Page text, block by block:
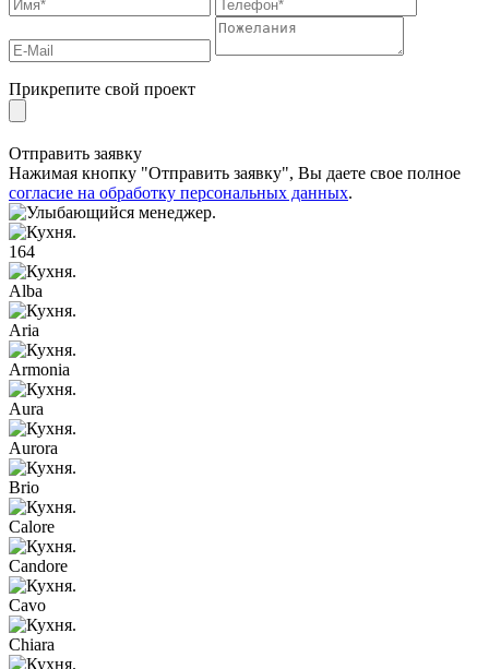
Прикрепите свой проект
Отправить заявку
Нажимая кнопку "Отправить заявку", Вы даете свое полное
согласие на обработку персональных данных.
164
Alba
Aria
Armonia
Aura
Aurora
Brio
Calore
Candore
Cavo
Chiara